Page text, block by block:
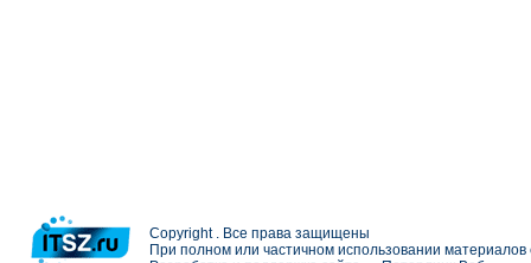
Copyright . Все права защищены
При полном или частичном использовании